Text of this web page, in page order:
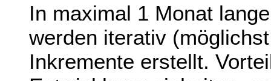
In maximal 1 Monat
werden iterativ
Inkremente erstellt.